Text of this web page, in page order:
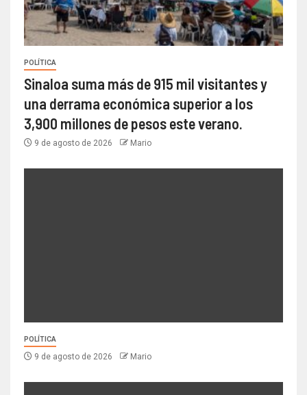
POLÍTICA
Sinaloa suma más de 915 mil visitantes y
una derrama económica superior a los
3,900 millones de pesos este verano.
9 de agosto de 2026 Mario
POLÍTICA
9 de agosto de 2026 Mario